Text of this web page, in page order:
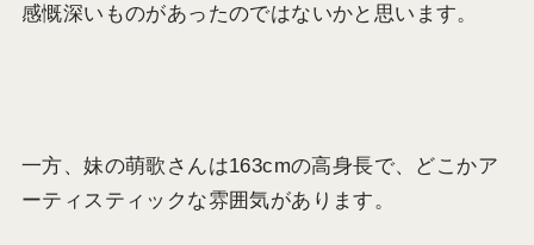
感慨深いものがあったのではないかと思います。
一方、妹の萌歌さんは163cmの高身長で、どこかア
ーティスティックな雰囲気があります。